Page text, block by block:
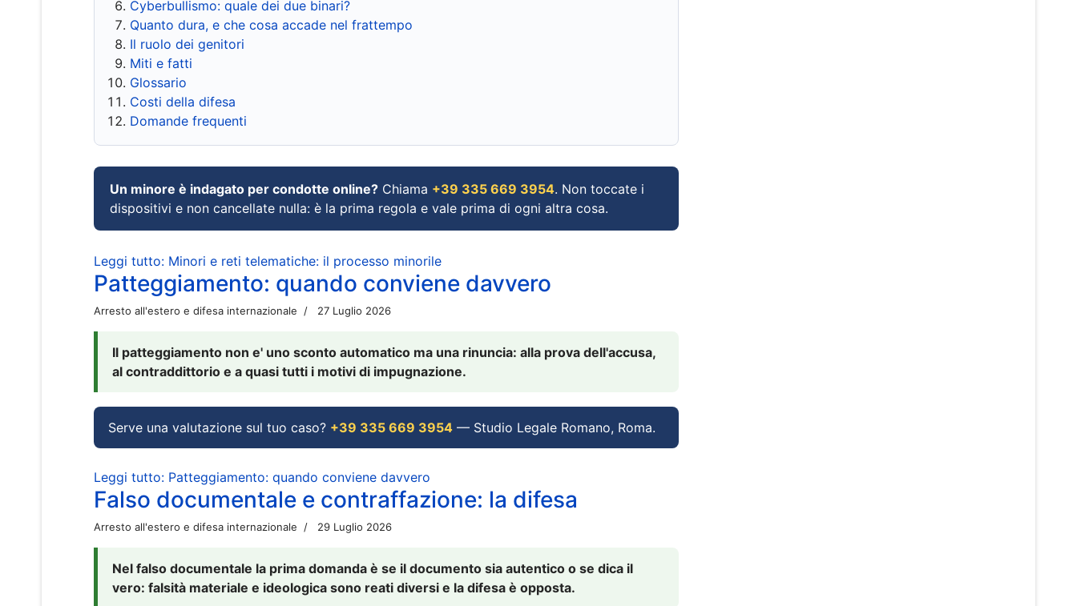
Cyberbullismo: quale dei due binari?
Quanto dura, e che cosa accade nel frattempo
Il ruolo dei genitori
Miti e fatti
Glossario
Costi della difesa
Domande frequenti
Un minore è indagato per condotte online? Chiama +39 335 669 3954. Non toccate i
dispositivi e non cancellate nulla: è la prima regola e vale prima di ogni altra cosa.
Leggi tutto: Minori e reti telematiche: il processo minorile
Patteggiamento: quando conviene davvero
Arresto all'estero e difesa internazionale 27 Luglio 2026
Il patteggiamento non e' uno sconto automatico ma una rinuncia: alla prova dell'accusa,
al contraddittorio e a quasi tutti i motivi di impugnazione.
Serve una valutazione sul tuo caso? +39 335 669 3954 — Studio Legale Romano, Roma.
Leggi tutto: Patteggiamento: quando conviene davvero
Falso documentale e contraffazione: la difesa
Arresto all'estero e difesa internazionale 29 Luglio 2026
Nel falso documentale la prima domanda è se il documento sia autentico o se dica il
vero: falsità materiale e ideologica sono reati diversi e la difesa è opposta.